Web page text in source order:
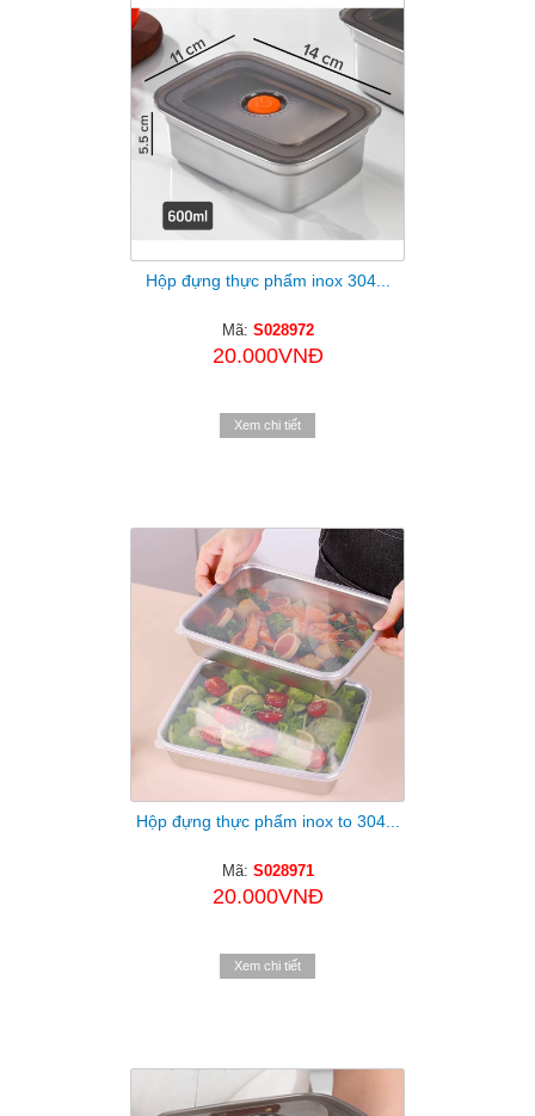
Hộp đựng thực phẩm inox 304...
Mã: S028972
20.000VNĐ
Xem chi tiết
Hộp đựng thực phẩm inox to 304...
Mã: S028971
20.000VNĐ
Xem chi tiết